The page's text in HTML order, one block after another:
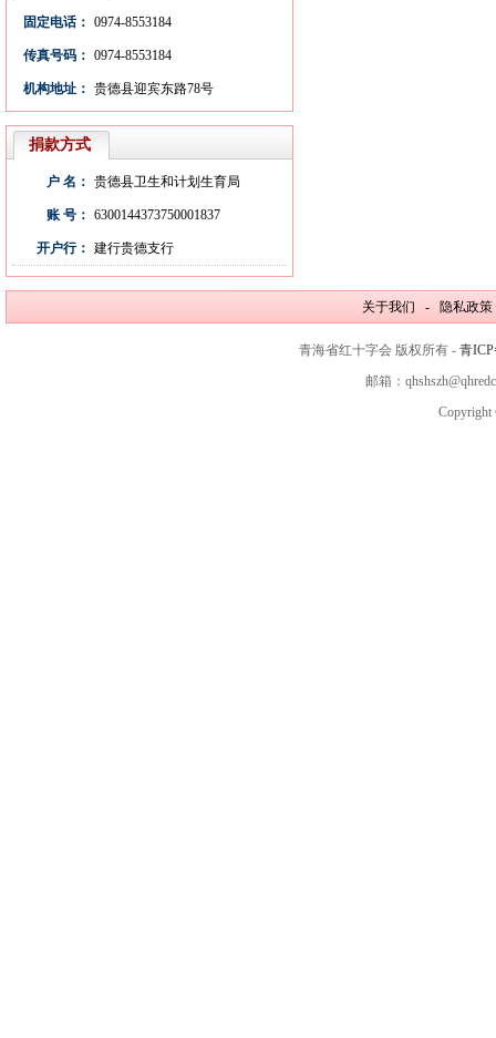
固定电话： 0974-8553184
传真号码： 0974-8553184
机构地址： 贵德县迎宾东路78号
捐款方式
户 名： 贵德县卫生和计划生育局
账 号： 6300144373750001837
开户行： 建行贵德支行
关于我们 - 隐私政
青海省红十字会 版权所有 - 青ICP
邮箱：
Copyright